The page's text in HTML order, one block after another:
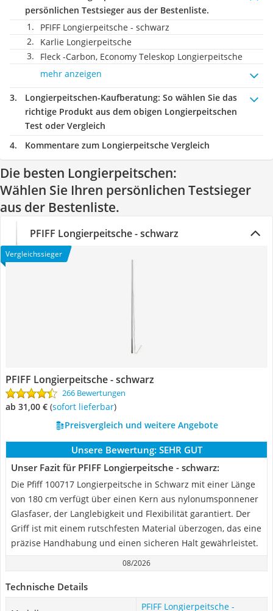
persönlichen Testsieger aus der Bestenliste.
PFIFF Longierpeitsche - schwarz
Karlie Longierpeitsche
Fleck -Carbon, Economy Teleskop Longierpeitsche
mehr anzeigen
Longierpeitschen-Kaufberatung: So wählen Sie das
richtige Produkt aus dem obigen Longierpeitschen
Test oder Vergleich
Kommentare zum Longierpeitsche Vergleich
Die besten Longierpeitschen:
Wählen Sie Ihren persönlichen Testsieger
aus der Bestenliste.
PFIFF Longierpeitsche - schwarz
Vergleichssieger
PFIFF Longierpeitsche - schwarz
266 Bewertungen
ab 31,00 € ( Sofort lieferbar)
Preisvergleich und weitere Angebote
Unsere Bewertung: SEHR GUT
Unser Fazit für PFIFF Longierpeitsche - schwarz:
Die Pfiff 100717 Longierpeitsche in Schwarz mit einer Länge
von 180 cm verfügt über einen Kern aus nylonumsponnener
Glasfaser, der Langlebigkeit und Flexibilität garantiert. Der
Griff ist mit einem rutschfesten Material überzogen, das eine
präzise Handhabung und einen sicheren Halt gewährleistet.
08/2026
Technische Details
PFIFF Longierpeitsche -